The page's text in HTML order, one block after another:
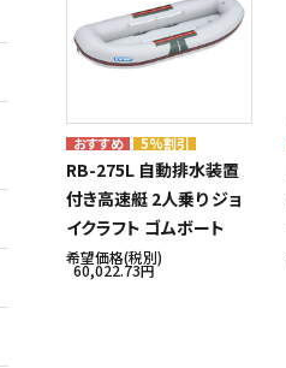
5%割引
RB-275L 自動排水装置
付き高速艇 2人乗り ジョ
イクラフト ゴムボート
希望価格(税別)
60,022.73円